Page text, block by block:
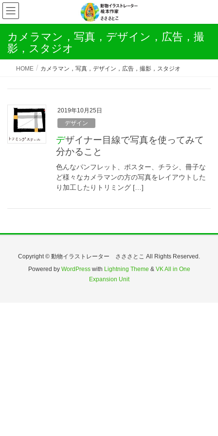
カメラマン，写真，デザイン，広告，撮
影，スタジオ
HOME カメラマン，写真，デザイン，広告，撮影，スタジオ
2019年10月25日
デザイン
デザイナー目線で写真を使ってみて
分かること
色んなパンフレット、ポスター、チラシ、冊子な
ど様々なカメラマンの方の写真をレイアウトした
り加工したりトリミング […]
Copyright © 動物イラストレーター さささとこ All Rights Reserved.
Powered by WordPresswith Lightning Theme & VK All in One
Expansion Unit